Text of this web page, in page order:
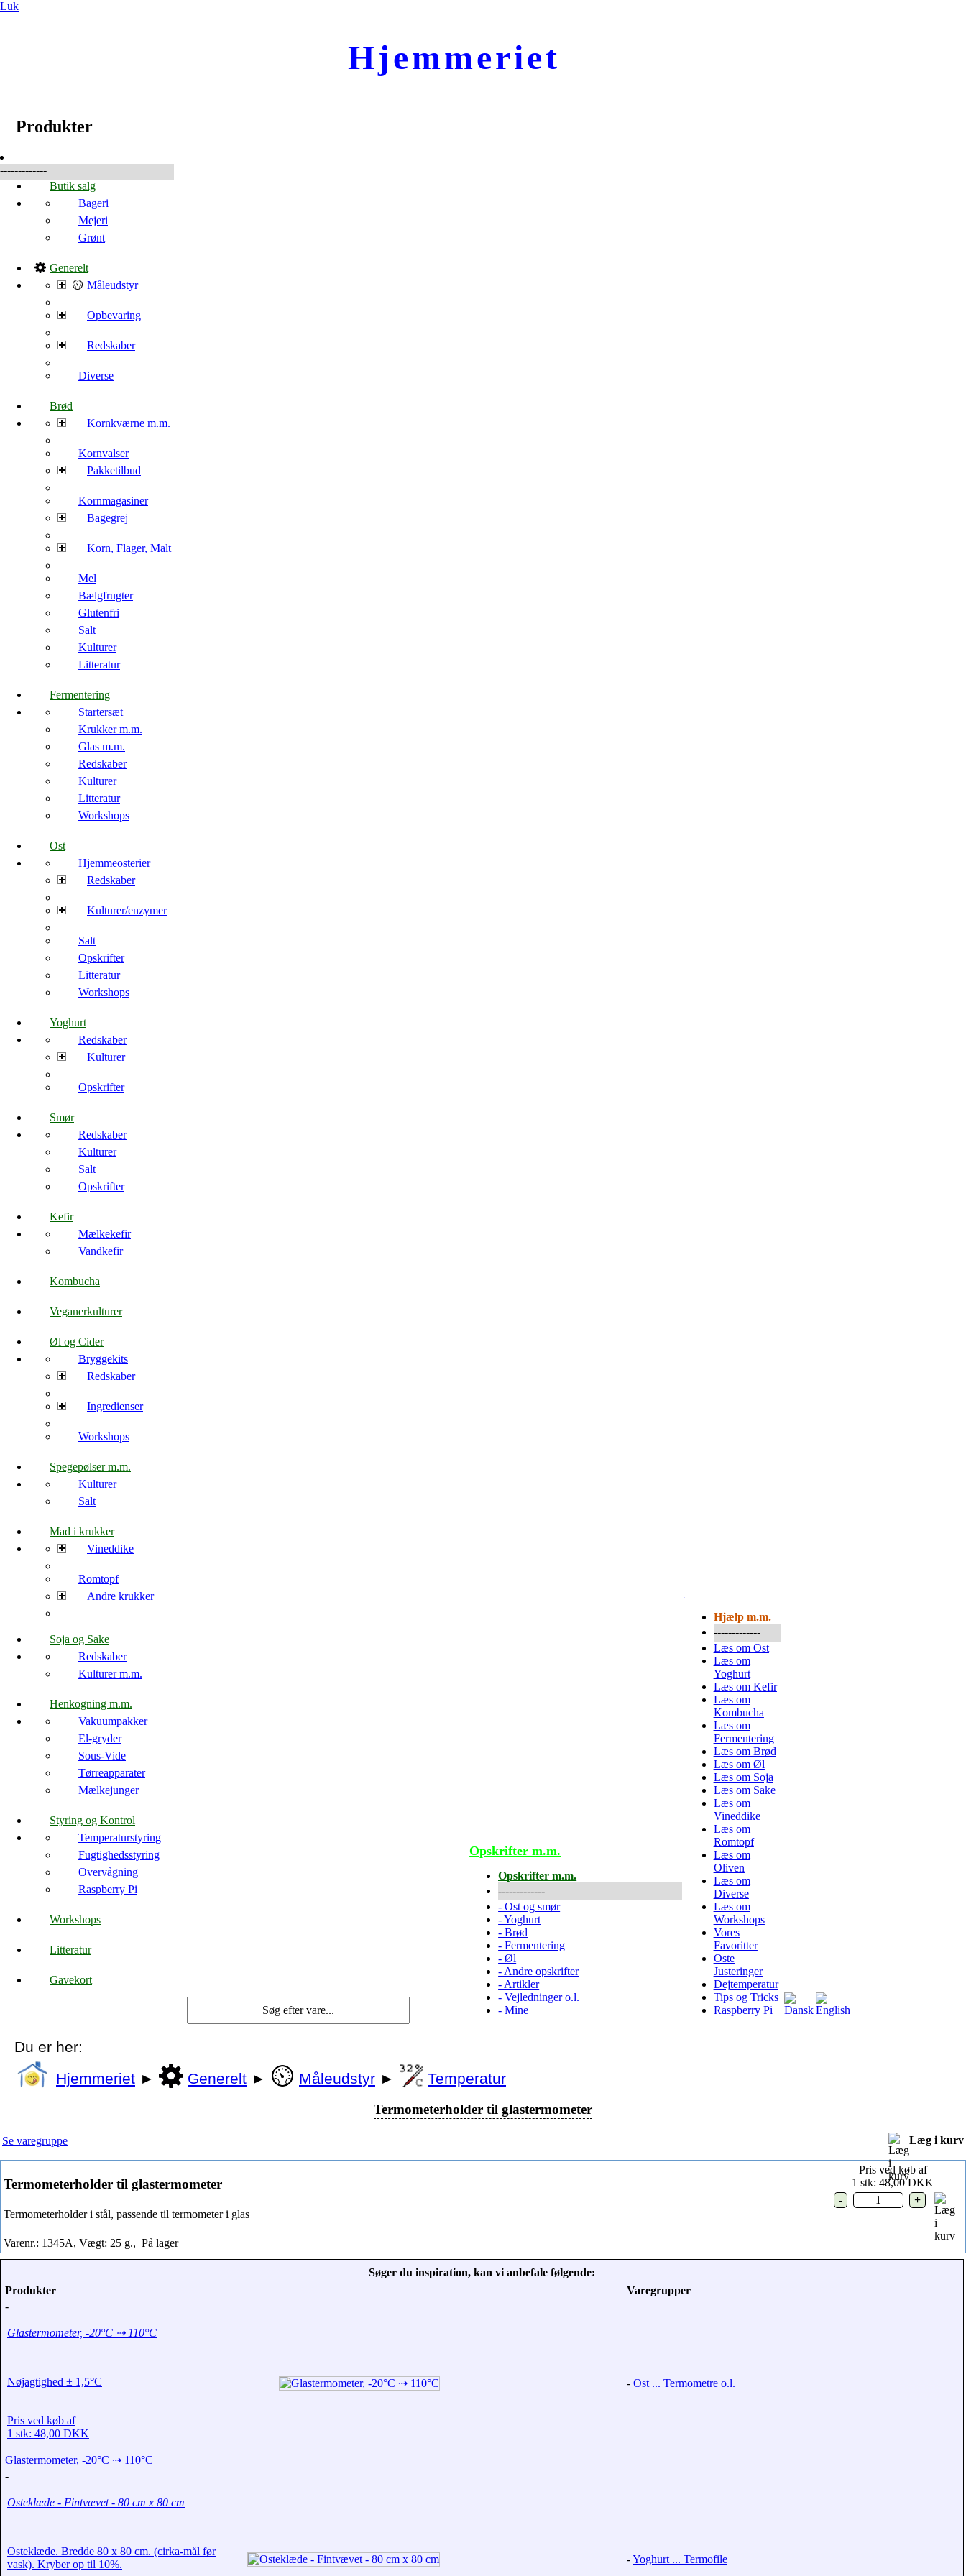
Luk
Hjemmeriet
Produkter
-------------
Butik salg
Bageri
Mejeri
Grønt
Generelt
Måleudstyr
Opbevaring
Redskaber
Diverse
Brød
Kornkværne m.m.
Kornvalser
Pakketilbud
Kornmagasiner
Bagegrej
Korn, Flager, Malt
Mel
Bælgfrugter
Glutenfri
Salt
Kulturer
Litteratur
Fermentering
Startersæt
Krukker m.m.
Glas m.m.
Redskaber
Kulturer
Litteratur
Workshops
Ost
Hjemmeosterier
Redskaber
Kulturer/enzymer
Salt
Opskrifter
Litteratur
Workshops
Yoghurt
Redskaber
Kulturer
Opskrifter
Smør
Redskaber
Kulturer
Salt
Opskrifter
Kefir
Mælkekefir
Vandkefir
Kombucha
Veganerkulturer
Øl og Cider
Bryggekits
Redskaber
Ingredienser
Workshops
Spegepølser m.m.
Kulturer
Salt
Mad i krukker
Vineddike
Romtopf
Andre krukker
Soja og Sake
Redskaber
Kulturer m.m.
Henkogning m.m.
Vakuumpakker
El-gryder
Sous-Vide
Tørreapparater
Mælkejunger
Styring og Kontrol
Temperaturstyring
Fugtighedsstyring
Overvågning
Raspberry Pi
Workshops
Litteratur
Gavekort
Opskrifter m.m.
Opskrifter m.m.
-------------
-Ost og smør
-Yoghurt
-Brød
-Fermentering
-Øl
- Andre opskrifter
- Artikler
-Vejledninger o.l.
-Mine
Hjælp m.m.
-------------
Læs om Ost
Læs om
Yoghurt
Læs om Kefir
Læs om
Kombucha
Læs om
Fermentering
Læs om Brød
Læs om Øl
Læs om Soja
Læs om Sake
Læs om
Vineddike
Læs om
Romtopf
Læs om
Oliven
Læs om
Diverse
Læs om
Workshops
Vores
Favoritter
Oste
Justeringer
Dejtemperatur
Tips og Tricks
Raspberry Pi
Du er her:
Hjemmeriet ► Generelt ► Måleudstyr ► Temperatur
Termometerholder til glastermometer
Se varegruppe Læg i kurv
Termometerholder til glastermometer
Termometerholder i stål, passende til termometer i glas
Varenr.: 1345A, Vægt: 25 g., På lager
Pris ved køb af
1 stk: 48,00 DKK
Søger du inspiration, kan vi anbefale følgende:
Produkter
Varegrupper
-
Glastermometer, -20°C ⇢ 110°C
Nøjagtighed ± 1,5°C
Pris ved køb af
1 stk: 48,00 DKK
Glastermometer, -20°C ⇢ 110°C
- Ost ... Termometre o.l.
-
Osteklæde - Fintvævet - 80 cm x 80 cm
Osteklæde. Bredde 80 x 80 cm. (cirka-mål før
vask). Kryber op til 10%.
-Yoghurt ... Termofile